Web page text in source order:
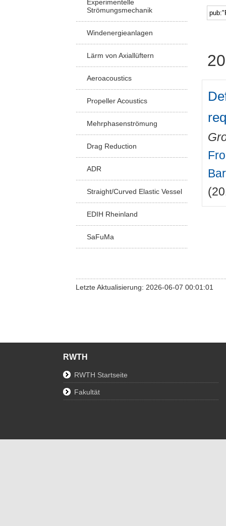
Experimentelle
Strömungsmechanik
Windenergieanlagen
Lärm von Axiallüftern
Aeroacoustics
Propeller Acoustics
Mehrphasenströmung
Drag Reduction
ADR
Straight/Curved Elastic Vessel
EDIH Rheinland
SaFuMa
Letzte Aktualisierung: 2026-06-07 00:01:01
RWTH
RWTH Startseite
Fakultät